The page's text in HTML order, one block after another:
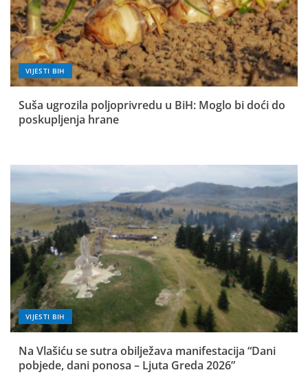
VIJESTI BIH
Suša ugrozila poljoprivredu u BiH: Moglo bi doći do
poskupljenja hrane
VIJESTI BIH
Na Vlašiću se sutra obilježava manifestacija “Dani
pobjede, dani ponosa – Ljuta Greda 2026”